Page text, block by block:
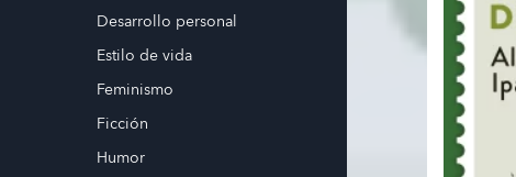
Desarrollo personal
Estilo de vida
Feminismo
Ficción
Humor